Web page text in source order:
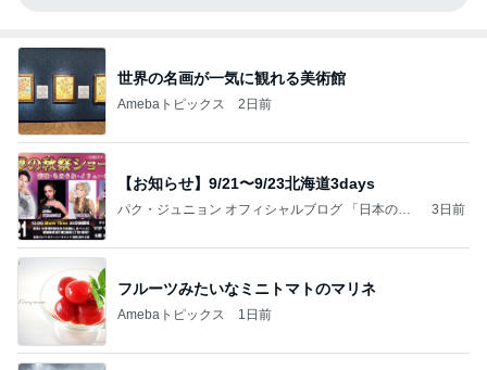
世界の名画が一気に観れる美術館
Amebaトピックス 2日前
【お知らせ】9/21〜9/23北海道3days
パク・ジュニョン オフィシャルブログ 「日本の
3日前
フルーツみたいなミニトマトのマリネ
Amebaトピックス 1日前